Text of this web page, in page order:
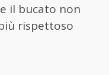
il bucato non
rispettoso